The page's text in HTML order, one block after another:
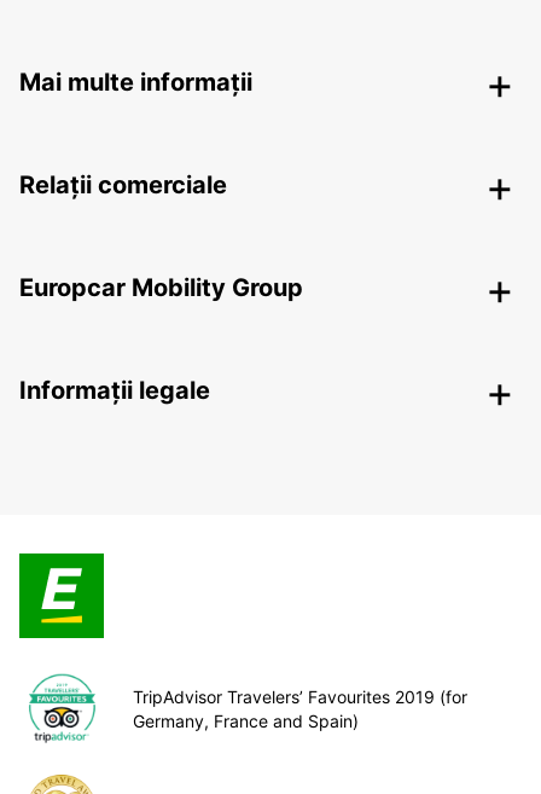
Mai multe informații
Relații comerciale
Europcar Mobility Group
Informații legale
TripAdvisor Travelers’ Favourites 2019 (for
Germany, France and Spain)